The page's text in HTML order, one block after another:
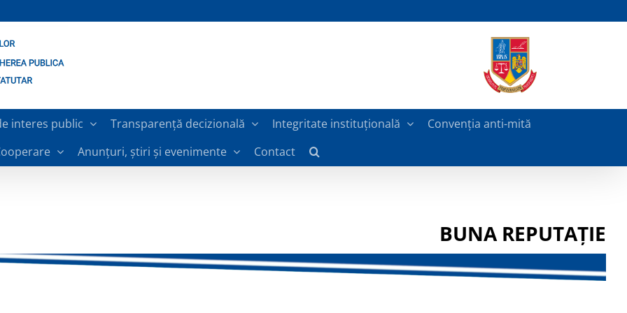
interes public Transparență decizională Integritate instituțională
Convenția anti-mită
Anunțuri, știri și evenimente Contact
BUNA REPUTAȚIE